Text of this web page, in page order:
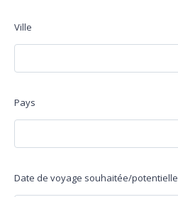
Ville
Pays
Date de voyage souhaitée/potentielle